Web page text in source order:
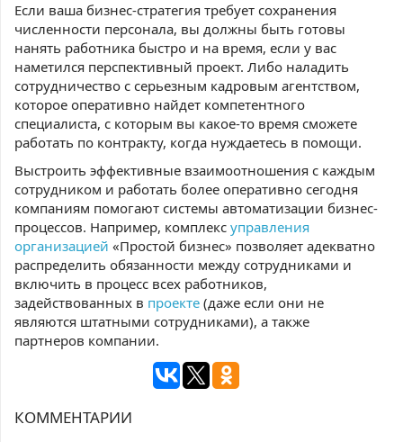
Если ваша бизнес-стратегия требует сохранения
численности персонала, вы должны быть готовы
нанять работника быстро и на время, если у вас
наметился перспективный проект. Либо наладить
сотрудничество с серьезным кадровым агентством,
которое оперативно найдет компетентного
специалиста, с которым вы какое-то время сможете
работать по контракту, когда нуждаетесь в помощи.
Выстроить эффективные взаимоотношения с каждым
сотрудником и работать более оперативно сегодня
компаниям помогают системы автоматизации бизнес-
процессов. Например, комплекс управления
организацией «Простой бизнес» позволяет адекватно
распределить обязанности между сотрудниками и
включить в процесс всех работников,
задействованных в проекте (даже если они не
являются штатными сотрудниками), а также
партнеров компании.
КОММЕНТАРИИ